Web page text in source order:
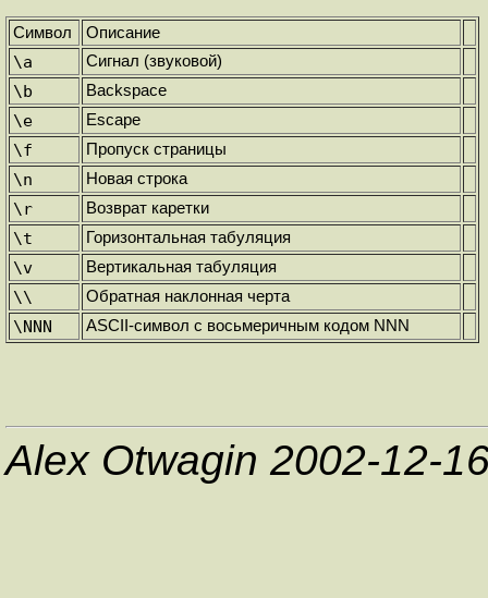
Символ Описание
\a Сигнал (звуковой)
\b Backspace
\e Escape
\f Пропуск страницы
\n Новая строка
\r Возврат каретки
\t Горизонтальная табуляция
\v Вертикальная табуляция
\\ Обратная наклонная черта
\NNN ASCII-символ с восьмеричным кодом NNN
Alex Otwagin 2002-12-